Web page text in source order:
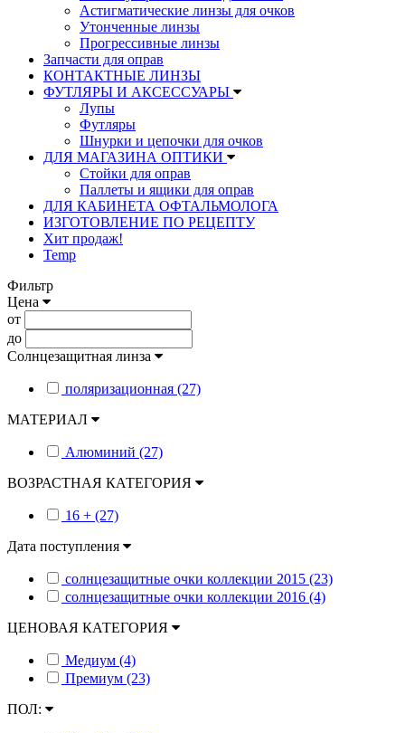
Астигматические линзы для очков
Утонченные линзы
Прогрессивные линзы
Запчасти для оправ
КОНТАКТНЫЕ ЛИНЗЫ
ФУТЛЯРЫ И АКСЕССУАРЫ
Лупы
Футляры
Шнурки и цепочки для очков
ДЛЯ МАГАЗИНА ОПТИКИ
Стойки для оправ
Паллеты и ящики для оправ
ДЛЯ КАБИНЕТА ОФТАЛЬМОЛОГА
ИЗГОТОВЛЕНИЕ ПО РЕЦЕПТУ
Хит продаж!
Temp
Фильтр
Цена
от
до
Солнцезащитная линза
поляризационная (27)
МАТЕРИАЛ
Алюминий (27)
ВОЗРАСТНАЯ КАТЕГОРИЯ
16 + (27)
Дата поступления
солнцезащитные очки коллекции 2015 (23)
солнцезащитные очки коллекции 2016 (4)
ЦЕНОВАЯ КАТЕГОРИЯ
Медиум (4)
Премиум (23)
ПОЛ: